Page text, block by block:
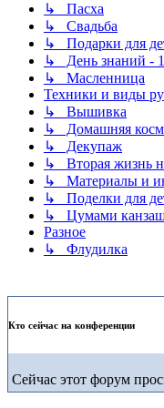
↳ Пасха
↳ Свадьба
↳ Подарки для
↳ День знаний - 1
↳ Масленница
Техники и виды
↳ Вышивка
↳ Домашняя
↳ Декупаж
↳ Вторая жизнь
↳ Материалы и
↳ Поделки для
↳ Цумами
Разное
↳ Флудилка
Кто сейчас на конференции
Сейчас этот форум